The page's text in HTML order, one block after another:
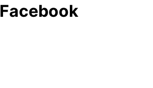
Facebook